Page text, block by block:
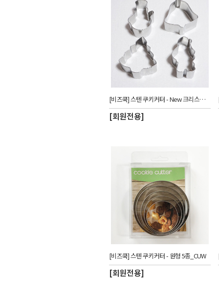
[비즈쿡] 스텐 쿠키커터 - New 크리스마스 4종_CUW
[회원전용]
[비즈쿡] 스텐 쿠키커터 - 원형 5종_CUW
[회원전용]